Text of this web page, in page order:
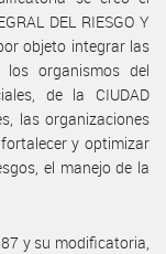
DEL RIESGO Y
objeto integrar las
organismos del
de la CIUDAD
las organizaciones
y optimizar
el manejo de la
y su modificatoria,